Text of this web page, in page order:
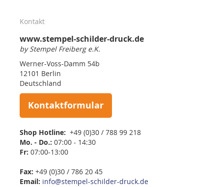
Kontakt
www.stempel-schilder-druck.de
by Stempel Freiberg e.K.
Werner-Voss-Damm 54b
12101 Berlin
Deutschland
Kontaktformular
Shop Hotline: +49 (0)30 / 788 99 218
Mo. - Do.: 07:00 - 14:30
Fr: 07:00-13:00
Fax: +49 (0)30 / 786 20 45
Email: info@stempel-schilder-druck.de